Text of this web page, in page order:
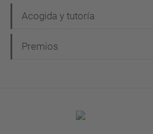
Acogida y tutoría
Premios